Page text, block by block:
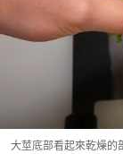
大莖底部看起來乾燥的